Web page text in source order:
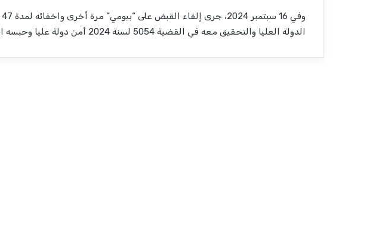
الدولة العليا والتحقيق معه في القضية 5054 لسنة 2024 أمن دولة عليا وحبسه احتياطيا على ذمتها.